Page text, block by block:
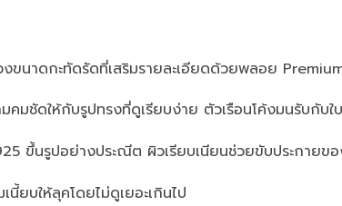
ขนาดกะทัดรัดที่เสริมรายละเอียดด้วยพลอย
คมชัดให้กับรูปทรงที่ดูเรียบง่าย ตัวเรือนโค้งมนรับกั
ขึ้นรูปอย่างประณีต ผิวเรียบเนียนช่วยขับประกายขอ
นี้ยบให้ลุคโดยไม่ดูเยอะเกินไป